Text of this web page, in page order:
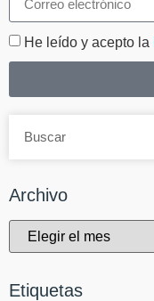
He leído y acepto la
Archivo
Etiquetas